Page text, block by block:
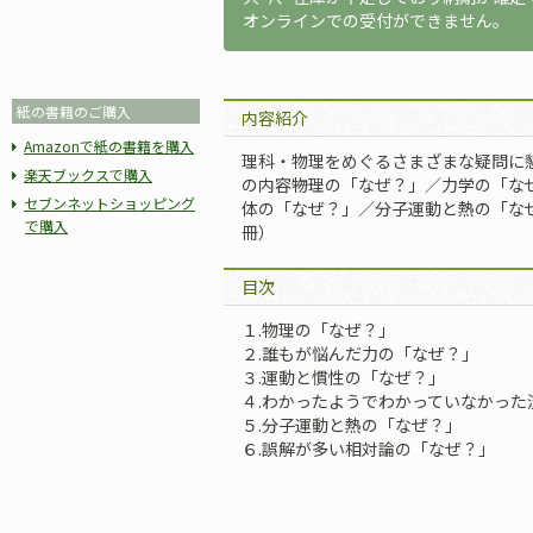
オンラインでの受付ができません。
紙の書籍のご購入
Amazonで紙の書籍を購入
楽天ブックスで購入
セブンネットショッピング
で購入
内容紹介
理科・物理をめぐるさまざまな疑問
の内容――物理の「なぜ？」／力学の「
体の「なぜ？」／分子運動と熱の「
冊）
目次
１.物理の「なぜ？」
２.誰もが悩んだ力の「なぜ？」
３.運動と慣性の「なぜ？」
４.わかったようでわかっていなかっ
５.分子運動と熱の「なぜ？」
６.誤解が多い相対論の「なぜ？」